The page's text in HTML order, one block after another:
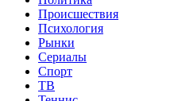
Происшествия
Психология
Рынки
Сериалы
Спорт
ТВ